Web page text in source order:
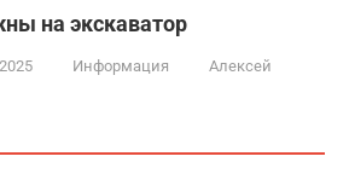
на экскаватор
Информация
Алексей